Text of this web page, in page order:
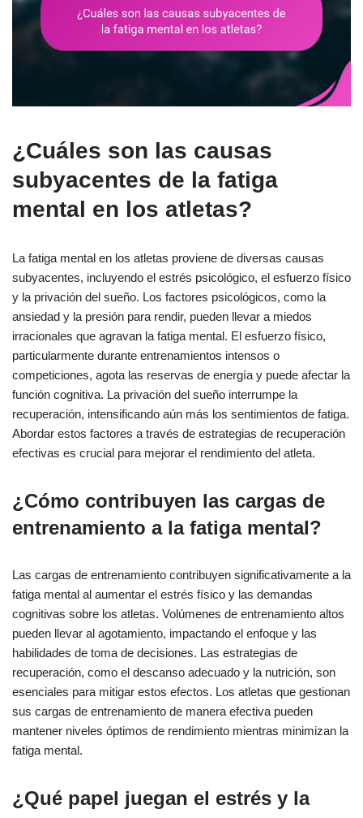
¿Cuáles son las causas
subyacentes de la fatiga
mental en los atletas?
La fatiga mental en los atletas proviene de diversas causas
subyacentes, incluyendo el estrés psicológico, el esfuerzo físico
y la privación del sueño. Los factores psicológicos, como la
ansiedad y la presión para rendir, pueden llevar a miedos
irracionales que agravan la fatiga mental. El esfuerzo físico,
particularmente durante entrenamientos intensos o
competiciones, agota las reservas de energía y puede afectar la
función cognitiva. La privación del sueño interrumpe la
recuperación, intensificando aún más los sentimientos de fatiga.
Abordar estos factores a través de estrategias de recuperación
efectivas es crucial para mejorar el rendimiento del atleta.
¿Cómo contribuyen las cargas de
entrenamiento a la fatiga mental?
Las cargas de entrenamiento contribuyen significativamente a la
fatiga mental al aumentar el estrés físico y las demandas
cognitivas sobre los atletas. Volúmenes de entrenamiento altos
pueden llevar al agotamiento, impactando el enfoque y las
habilidades de toma de decisiones. Las estrategias de
recuperación, como el descanso adecuado y la nutrición, son
esenciales para mitigar estos efectos. Los atletas que gestionan
sus cargas de entrenamiento de manera efectiva pueden
mantener niveles óptimos de rendimiento mientras minimizan la
fatiga mental.
¿Qué papel juegan el estrés y la